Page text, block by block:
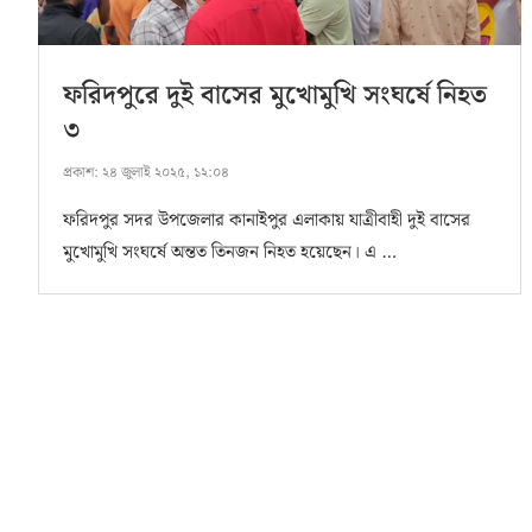
ফরিদপুরে দুই বাসের মুখোমুখি সংঘর্ষে নিহত
৩
প্রকাশ: ২৪ জুলাই ২০২৫, ১২:০৪
ফরিদপুর সদর উপজেলার কানাইপুর এলাকায় যাত্রীবাহী দুই বাসের
মুখোমুখি সংঘর্ষে অন্তত তিনজন নিহত হয়েছেন। এ …